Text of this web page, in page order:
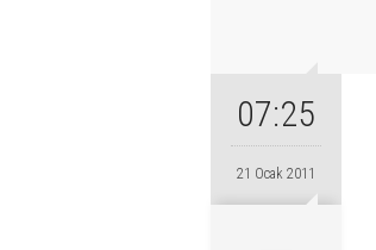
07:25
21 Ocak 2011